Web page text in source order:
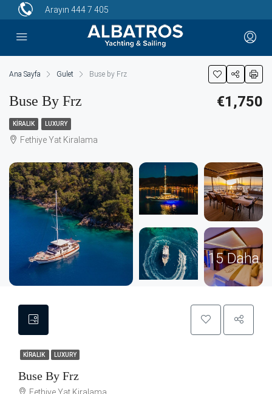
Arayın 444 7 405
Ana Sayfa Gulet Buse by Frz
Buse By Frz €1,750
KIRALIK LUXURY
Fethiye Yat Kiralama
15 Daha
KIRALIK LUXURY
Buse By Frz